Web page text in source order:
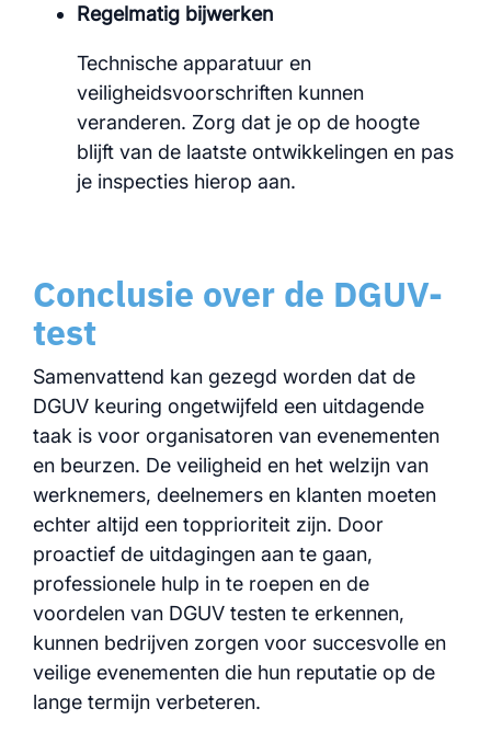
Regelmatig bijwerken
Technische apparatuur en
veiligheidsvoorschriften kunnen
veranderen. Zorg dat je op de hoogte
blijft van de laatste ontwikkelingen en pas
je inspecties hierop aan.
Conclusie over de DGUV-
test
Samenvattend kan gezegd worden dat de
DGUV keuring ongetwijfeld een uitdagende
taak is voor organisatoren van evenementen
en beurzen. De veiligheid en het welzijn van
werknemers, deelnemers en klanten moeten
echter altijd een topprioriteit zijn. Door
proactief de uitdagingen aan te gaan,
professionele hulp in te roepen en de
voordelen van DGUV testen te erkennen,
kunnen bedrijven zorgen voor succesvolle en
veilige evenementen die hun reputatie op de
lange termijn verbeteren.